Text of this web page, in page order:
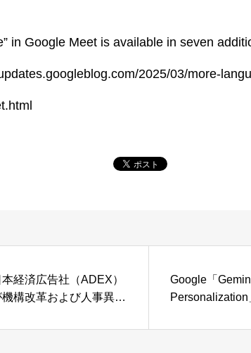
in Google Meet is available in seven
2025/03/more-
本経済広告社（ADEX）
機構改革および人事異動
ーション部」へ名称変更
Google「
イズ機能